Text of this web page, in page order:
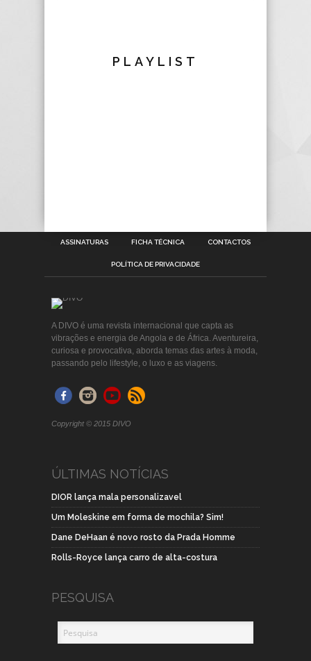
PLAYLIST
ASSINATURAS FICHA TÉCNICA CONTACTOS
POLÍTICA DE PRIVACIDADE
A DIVO é uma revista internacional que capta as
vibrações e energia de Angola e de África. Aventureira,
curiosa e provocativa, aborda temas das artes à moda,
passando pelo lifestyle, o luxo e as viagens.
Copyright © 2015 DIVO
ÚLTIMAS NOTÍCIAS
DIOR lança mala personalizavel
Um Moleskine em forma de mochila? Sim!
Dane DeHaan é novo rosto da Prada Homme
Rolls-Royce lança carro de alta-costura
PESQUISA